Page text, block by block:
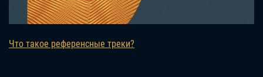
Что такое референсные треки?